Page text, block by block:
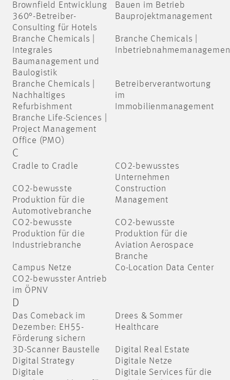
Brownfield Entwicklung
Bauen im Betrieb
360°-Betreiber-
Consulting für Hotels
Bauprojektmanagement
Branche Chemicals |
Integrales
Baumanagement und
Baulogistik
Branche Chemicals |
Branche Chemicals |
Nachhaltiges
Refurbishment
Betreiberverantwortung
im
Immobilienmanagement
Branche Life-Sciences |
Project Management
Office (PMO)
C
Cradle to Cradle
CO2-bewusstes
Unternehmen
CO2-bewusste
Produktion für die
Automotivebranche
Construction
Management
CO2-bewusste
Produktion für die
Industriebranche
CO2-bewusste
Produktion für die
Aviation Aerospace
Branche
Campus Netze
Co-Location Data Center
CO2-bewusster Antrieb
im ÖPNV
D
Das Comeback im
Dezember: EH55-
Förderung sichern
Drees & Sommer
Healthcare
3D-Scanner Baustelle
Digital Real Estate
Digital Strategy
Digitale Netze
Digitale
Digitale Services für die